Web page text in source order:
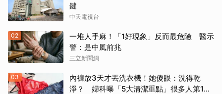
鍵
中天電視台
02
一堆人手麻！「1好現象」反而最危險 醫示
警：是中風前兆
三立新聞網
03
內褲放3天才丟洗衣機！她傻眼：洗得乾
淨？ 婦科曝「5大清潔重點」很多人第1步